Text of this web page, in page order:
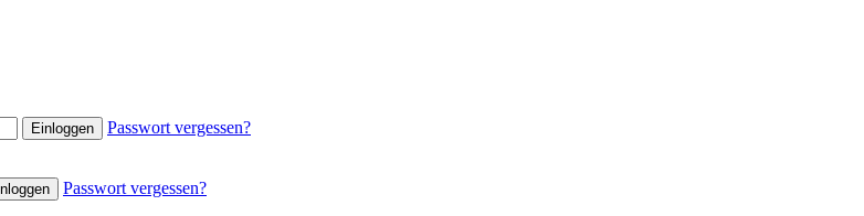
Passwort vergessen?
Passwort vergessen?